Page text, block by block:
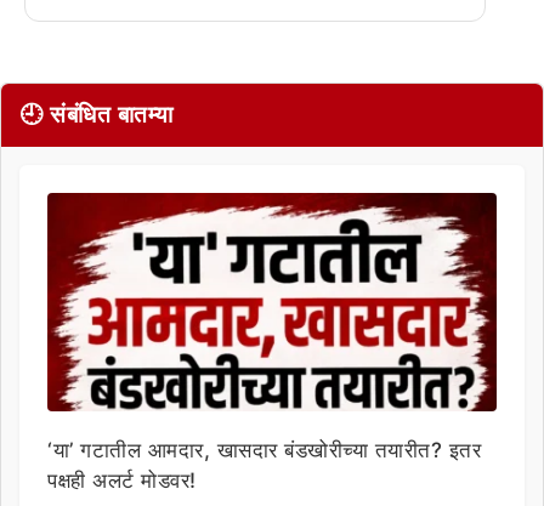
🕘 संबंधित बातम्या
‘या’ गटातील आमदार, खासदार बंडखोरीच्या तयारीत? इतर
पक्षही अलर्ट मोडवर!